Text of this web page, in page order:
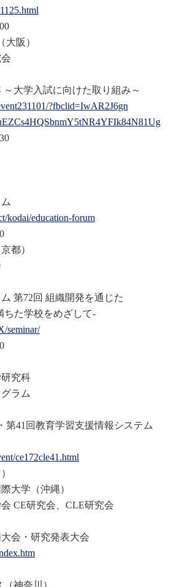
阪）
大学入試に向けた取り組み～
?fbclid=IwAR2J6gn
QSbnmY5tNR4YFIk84N81Ug
kodai/education-forum
都）
第72回 組織開発を通じた
た学校をめざして-
seminar/
究科
ラム
41回教育学習支援情報システム
ce172cle41.html
大学（沖縄）
CE研究会、CLE研究会
会・研究発表大会
神奈川）